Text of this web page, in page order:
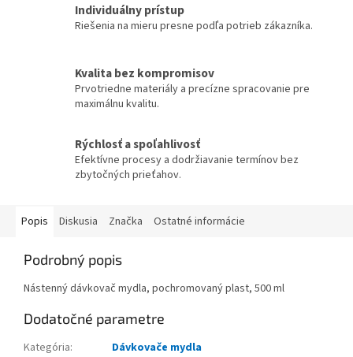
Individuálny prístup
Riešenia na mieru presne podľa potrieb zákazníka.
Kvalita bez kompromisov
Prvotriedne materiály a precízne spracovanie pre
maximálnu kvalitu.
Rýchlosť a spoľahlivosť
Efektívne procesy a dodržiavanie termínov bez
zbytočných prieťahov.
Popis Diskusia Značka Ostatné informácie
Podrobný popis
Nástenný dávkovač mydla, pochromovaný plast, 500 ml
Dodatočné parametre
Kategória:
Dávkovače mydla